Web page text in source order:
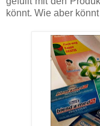
könnt. Wie aber